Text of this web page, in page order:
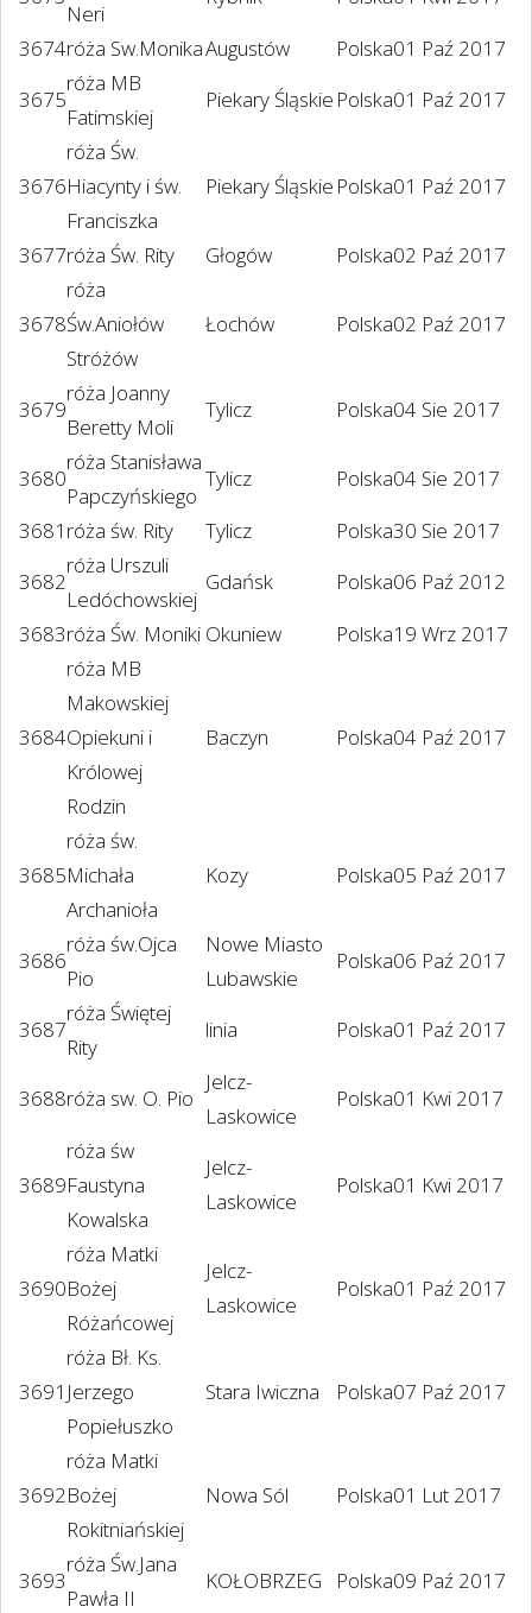
Neri
3674róża Sw.MonikaAugustów Polska01 Paź 2017
3675
róża MB
Fatimskiej
Piekary Śląskie Polska01 Paź 2017
3676
róża Św.
Hiacynty i św.
Franciszka
Piekary Śląskie Polska01 Paź 2017
3677róża Św. Rity Głogów Polska02 Paź 2017
3678
róża
Św.Aniołów
Stróżów
Łochów Polska02 Paź 2017
3679
róża Joanny
Beretty Moli
Tylicz Polska04 Sie 2017
3680
róża Stanisława
Papczyńskiego
Tylicz Polska04 Sie 2017
3681 róża św. Rity Tylicz Polska30 Sie 2017
3682
róża Urszuli
Ledóchowskiej
Gdańsk Polska06 Paź 2012
3683róża Św. Moniki Okuniew Polska19 Wrz 2017
3684
róża MB
Makowskiej
Opiekuni i
Królowej
Rodzin
Baczyn Polska04 Paź 2017
3685
róża św.
Michała
Archanioła
Kozy Polska05 Paź 2017
3686
róża św.Ojca
Pio
Nowe Miasto
Lubawskie
Polska06 Paź 2017
3687
róża Świętej
Rity
linia Polska01 Paź 2017
3688róża sw. O. Pio
Jelcz-
Laskowice
Polska01 Kwi 2017
3689
róża św
Faustyna
Kowalska
Jelcz-
Laskowice
Polska01 Kwi 2017
3690
róża Matki
Bożej
Różańcowej
Jelcz-
Laskowice
Polska01 Paź 2017
3691
róża Bł. Ks.
Jerzego
Popiełuszko
Stara Iwiczna Polska07 Paź 2017
3692
róża Matki
Bożej
Rokitniańskiej
Nowa Sól Polska01 Lut 2017
3693
róża Św.Jana
Pawła II
KOŁOBRZEG Polska09 Paź 2017